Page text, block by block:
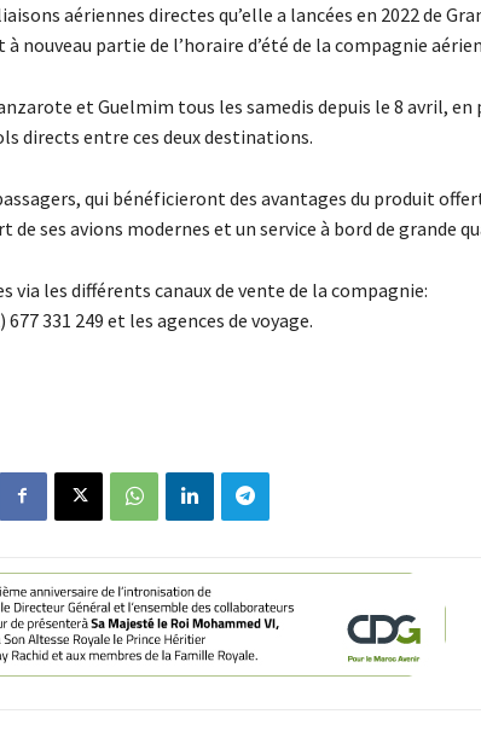
aériennes directes qu’elle a lancées en 2022 de
nouveau partie de l’horaire d’été de la compagnie
et Guelmim tous les samedis depuis le 8 avril, en
directs entre ces deux destinations.
qui bénéficieront des avantages du produit
ses avions modernes et un service à bord de grande
via les différents canaux de vente de la compagnie:
331 249 et les agences de voyage.